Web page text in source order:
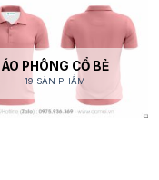
ÁO PHÔNG CỔ BẺ
19 SẢN PHẨM